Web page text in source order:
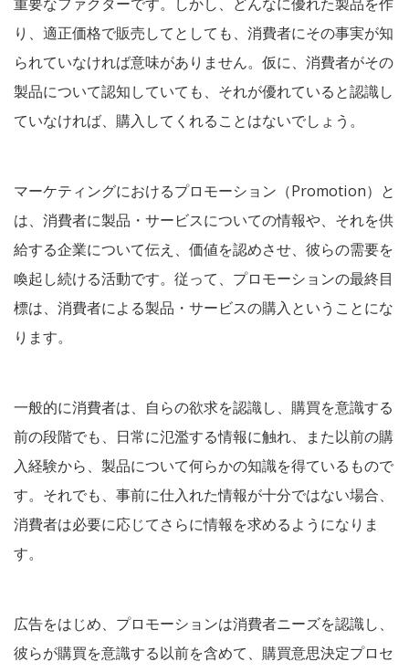
り、適正価格で販売してとしても、消費者にその事実が知
られていなければ意味がありません。仮に、消費者がその
製品について認知していても、それが優れていると認識し
ていなければ、購入してくれることはないでしょう。
マーケティングにおけるプロモーション（Promotion）と
は、消費者に製品・サービスについての情報や、それを供
給する企業について伝え、価値を認めさせ、彼らの需要を
喚起し続ける活動です。従って、プロモーションの最終目
標は、消費者による製品・サービスの購入ということにな
ります。
一般的に消費者は、自らの欲求を認識し、購買を意識する
前の段階でも、日常に氾濫する情報に触れ、また以前の購
入経験から、製品について何らかの知識を得ているもので
す。それでも、事前に仕入れた情報が十分ではない場合、
消費者は必要に応じてさらに情報を求めるようになりま
す。
広告をはじめ、プロモーションは消費者ニーズを認識し、
彼らが購買を意識する以前を含めて、購買意思決定プロセ